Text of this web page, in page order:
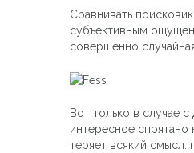
Сравнивать
субъективным
совершенно
Вот только в случае
интересное
теряет всякий